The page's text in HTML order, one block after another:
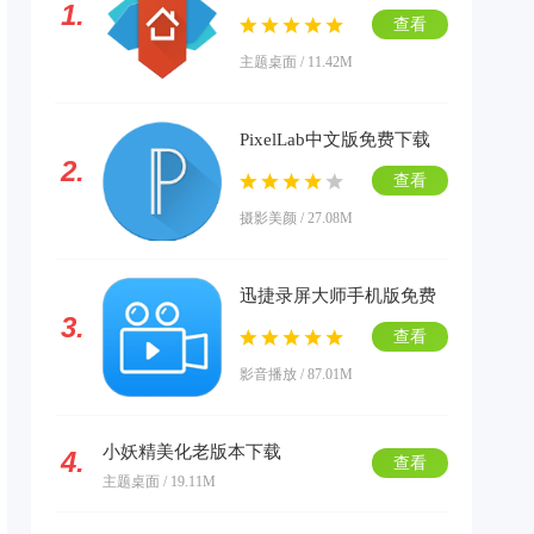
1. 载
主题桌面 / 11.42M
查看
2.
PixelLab中文版免费下载
摄影美颜 / 27.08M
查看
3.
迅捷录屏大师手机版免费
下载
影音播放 / 87.01M
查看
4. 小妖精美化老版本下载
主题桌面 / 19.11M
查看